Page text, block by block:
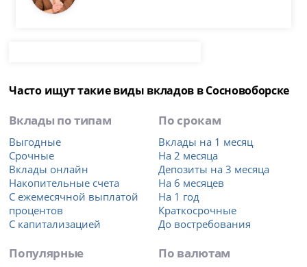
Часто ищут такие виды вкладов в Сосновоборске
Вклады по типам
Выгодные
Срочные
Вклады онлайн
Накопительные счета
С ежемесячной выплатой
процентов
С капитализацией
Популярные
По срокам
Вклады на 1 месяц
На 2 месяца
Депозиты на 3 месяца
На 6 месяцев
На 1 год
Краткосрочные
До востребования
По валютам